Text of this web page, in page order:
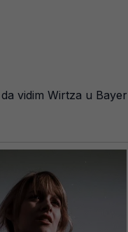
vidim Wirtza u